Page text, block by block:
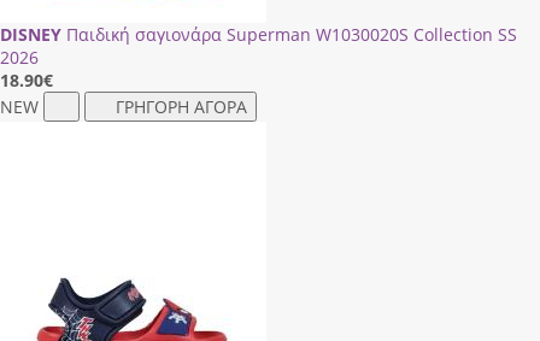
DISNEY Παιδική σαγιονάρα Superman W1030020S Collection SS
2026
18.90€
NEW
ΓΡΗΓΟΡΗ ΑΓΟΡΑ